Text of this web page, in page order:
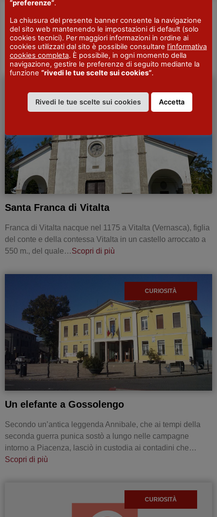
CORRADO CONFALONIERI era un uomo del suo tempo,
amava la caccia che praticava nelle terre del suo feudo
piacentino, dove era nato nel castello di…Scopri di più
CURIOSITÀ
Santa Franca di Vitalta
Franca di Vitalta nacque nel 1175 a Vitalta (Vernasca), figlia
del conte e della contessa Vitalta in un castello arroccato a
550 m., del quale…Scopri di più
CURIOSITÀ
Un elefante a Gossolengo
Secondo un’antica leggenda Annibale, che ai tempi della
seconda guerra punica sostò a lungo nelle campagne
intorno a Piacenza, lasciò in custodia ai contadini che…
Scopri di più
CURIOSITÀ
“preferenze”.
La chiusura del presente banner consente la navigazione
del sito web mantenendo le impostazioni di default (solo
cookies tecnici). Per maggiori informazioni in ordine ai
cookies utilizzati dal sito è possibile consultare l’informativa
cookies completa. È possibile, in ogni momento della
navigazione, gestire le preferenze di seguito mediante la
funzione “rivedi le tue scelte sui cookies”.
Rivedi le tue scelte sui cookies Accetta